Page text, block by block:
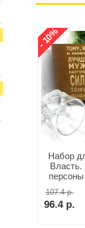
Набор
Власть.
107.4 р.
96.4 р.
- 10%